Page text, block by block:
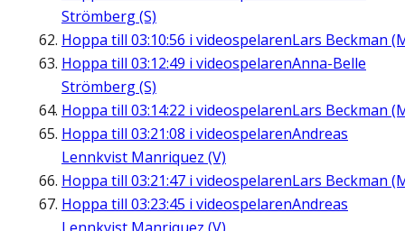
Strömberg (S)
Hoppa till 03:10:56 i videospelarenLars Beckman
Hoppa till 03:12:49 i videospelarenAnna-Belle
Strömberg (S)
Hoppa till 03:14:22 i videospelarenLars Beckman
Hoppa till 03:21:08 i videospelarenAndreas
Lennkvist Manriquez (V)
Hoppa till 03:21:47 i videospelarenLars Beckman
Hoppa till 03:23:45 i videospelarenAndreas